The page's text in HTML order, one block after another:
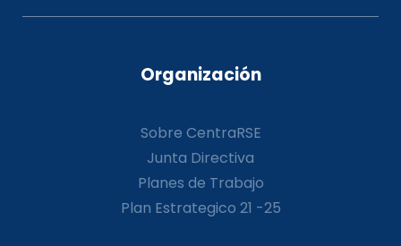
Organización
Sobre CentraRSE
Junta Directiva
Planes de Trabajo
Plan Estrategico 21 -25